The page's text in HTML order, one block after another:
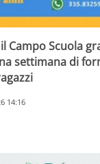
Campo Scuola
settimana di
14:16